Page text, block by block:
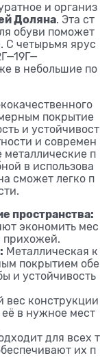
и организ
Доляна. Эта ст
обуви поможет
С четырьмя ярус
в небольшие по
покрытие
и устойчивост
и современ
п
в использова
сможет легко п
пространства:
экономить мес
прихожей.
Металлическая к
покрытием обе
и устойчивость
вес конструкции
её в нужное мест
для всех т
их п